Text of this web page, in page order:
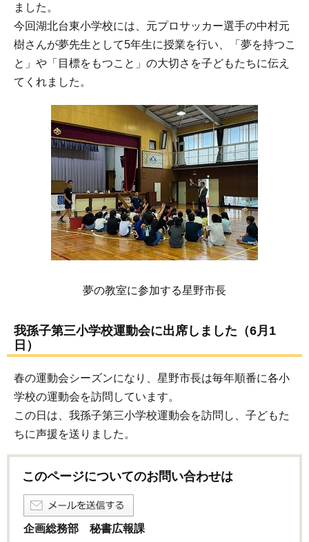
ました。
今回湖北台東小学校には、元プロサッカー選手の中村元
樹さんが夢先生として5年生に授業を行い、「夢を持つこ
と」や「目標をもつこと」の大切さを子どもたちに伝え
てくれました。
夢の教室に参加する星野市長
我孫子第三小学校運動会に出席しました（6月1
日）
春の運動会シーズンになり、星野市長は毎年順番に各小
学校の運動会を訪問しています。
この日は、我孫子第三小学校運動会を訪問し、子どもた
ちに声援を送りました。
このページについてのお問い合わせは
企画総務部 秘書広報課